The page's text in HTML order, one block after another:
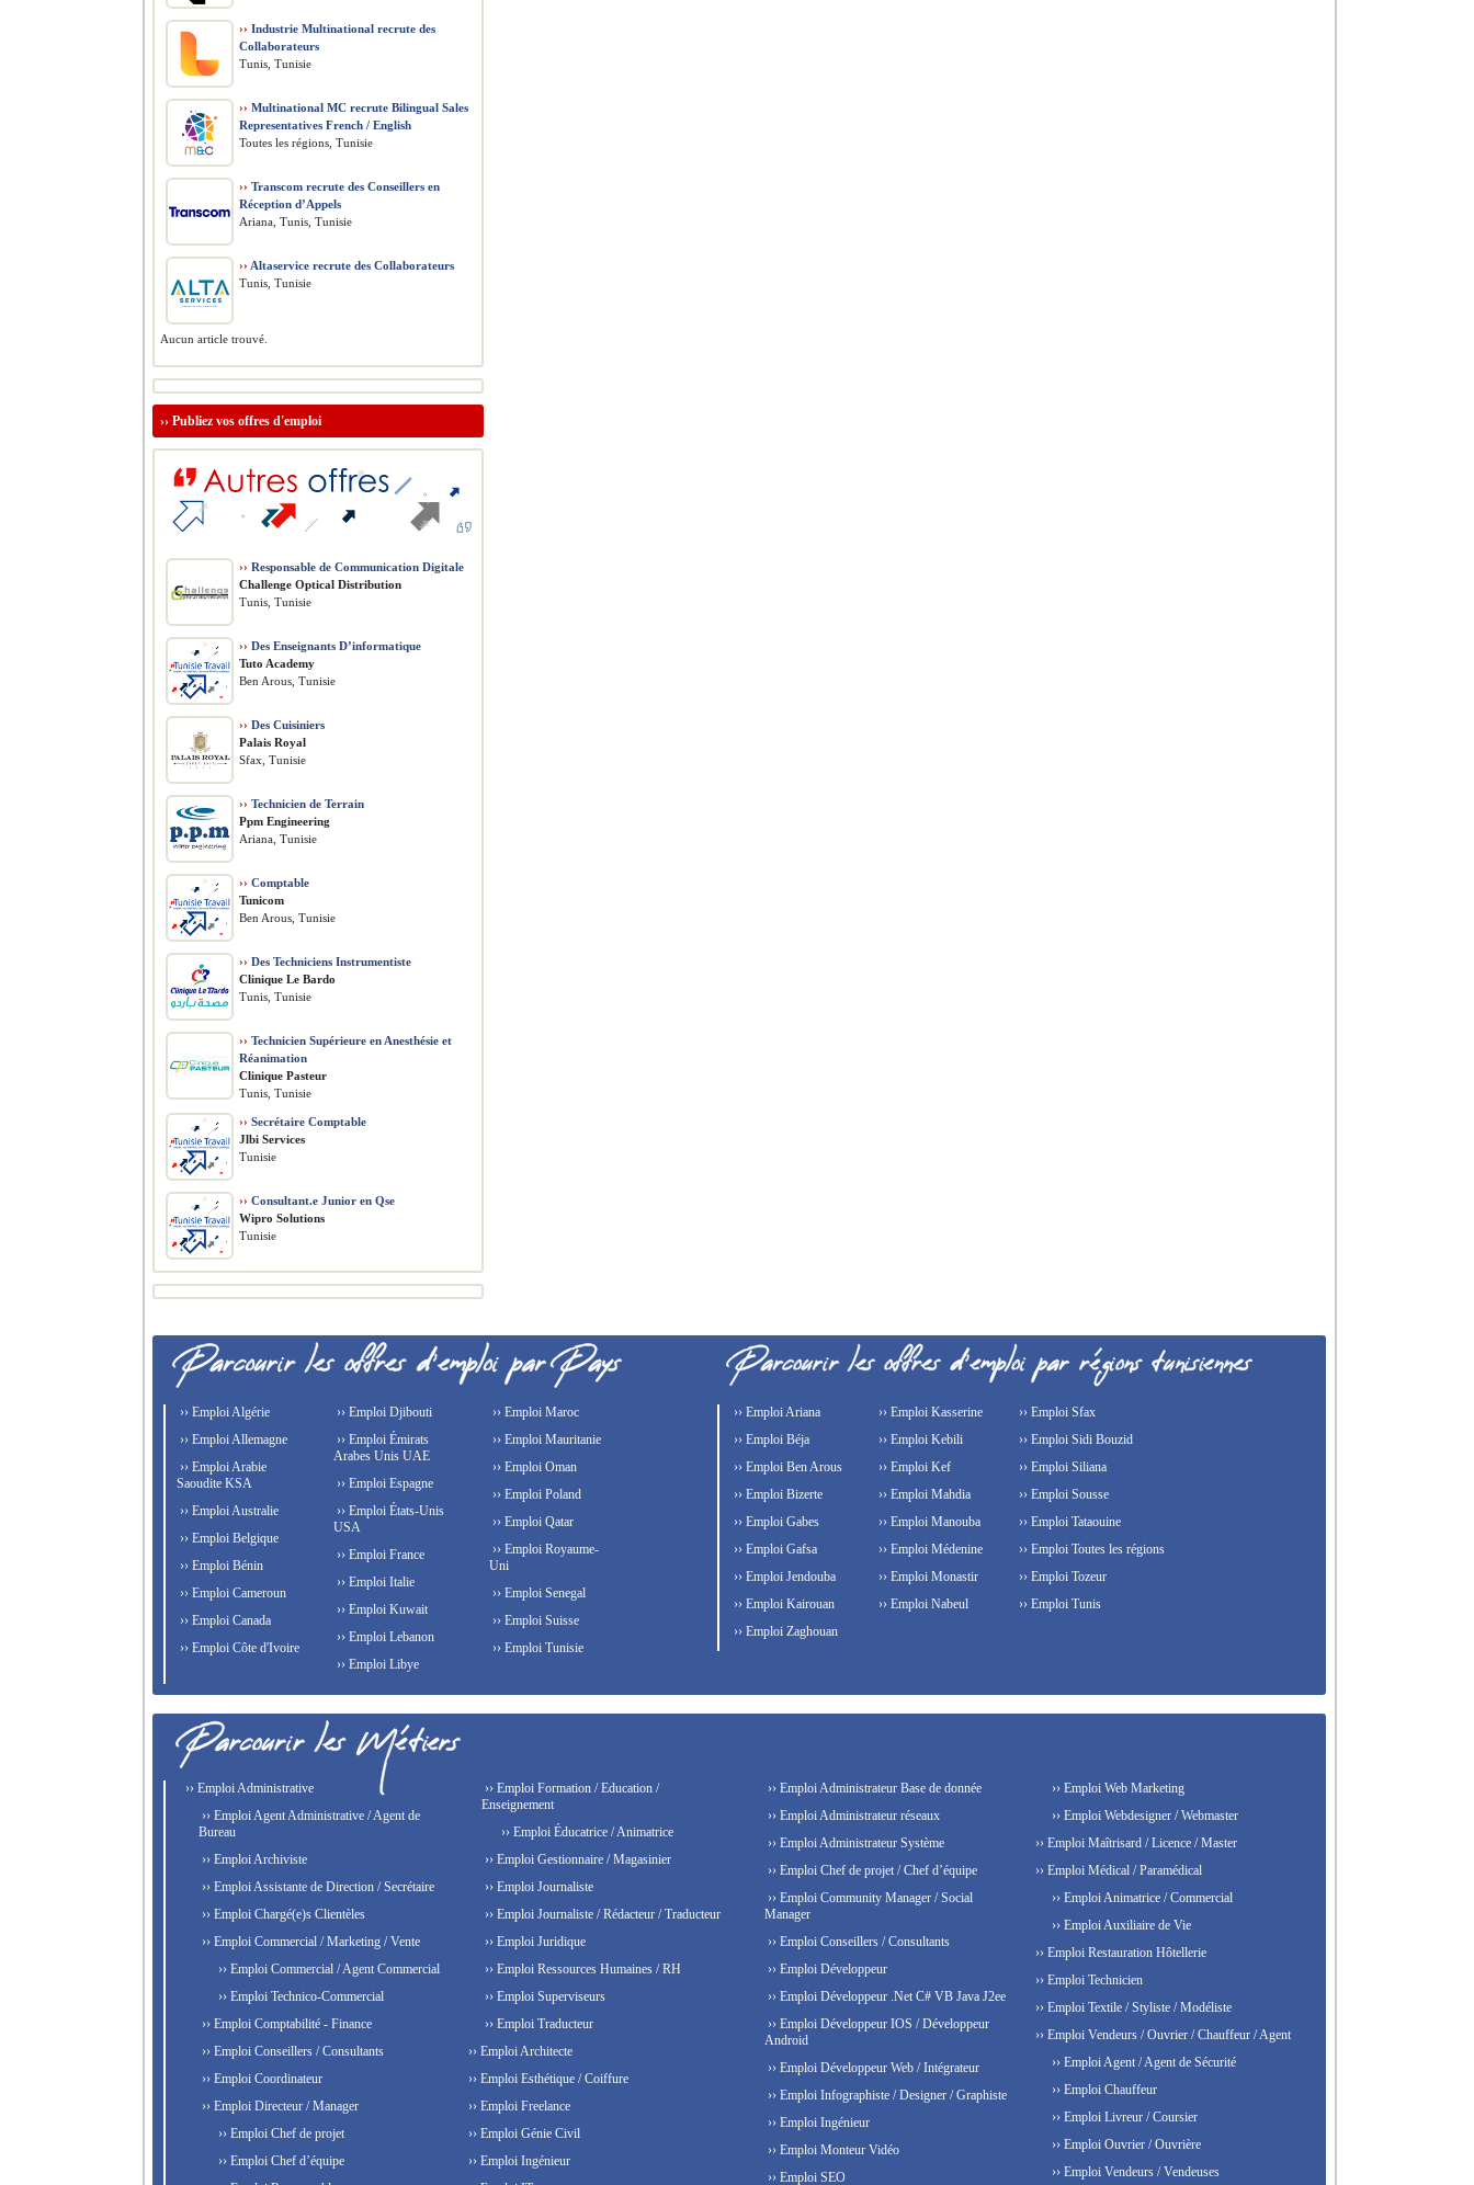
›› Industrie Multinational recrute des
Collaborateurs
Tunis, Tunisie
›› Multinational MC recrute Bilingual Sales
Representatives French / English
Toutes les régions, Tunisie
›› Transcom recrute des Conseillers en
Réception d’Appels
Ariana, Tunis, Tunisie
›› Altaservice recrute des Collaborateurs
Tunis, Tunisie
Aucun article trouvé.
›› Publiez vos offres d'emploi
›› Responsable de Communication Digitale
Challenge Optical Distribution
Tunis, Tunisie
›› Des Enseignants D’informatique
Tuto Academy
Ben Arous, Tunisie
›› Des Cuisiniers
Palais Royal
Sfax, Tunisie
›› Technicien de Terrain
Ppm Engineering
Ariana, Tunisie
›› Comptable
Tunicom
Ben Arous, Tunisie
›› Des Techniciens Instrumentiste
Clinique Le Bardo
Tunis, Tunisie
›› Technicien Supérieure en Anesthésie et
Réanimation
Clinique Pasteur
Tunis, Tunisie
›› Secrétaire Comptable
Jlbi Services
Tunisie
›› Consultant.e Junior en Qse
Wipro Solutions
Tunisie
›› Emploi Algérie
›› Emploi Allemagne
›› Emploi Arabie
Saoudite KSA
›› Emploi Australie
›› Emploi Belgique
›› Emploi Bénin
›› Emploi Cameroun
›› Emploi Canada
›› Emploi Côte d'Ivoire
›› Emploi Djibouti
›› Emploi Émirats
Arabes Unis UAE
›› Emploi Espagne
›› Emploi États-Unis
USA
›› Emploi France
›› Emploi Italie
›› Emploi Kuwait
›› Emploi Lebanon
›› Emploi Libye
›› Emploi Maroc
›› Emploi Mauritanie
›› Emploi Oman
›› Emploi Poland
›› Emploi Qatar
›› Emploi Royaume-
Uni
›› Emploi Senegal
›› Emploi Suisse
›› Emploi Tunisie
›› Emploi Ariana
›› Emploi Béja
›› Emploi Ben Arous
›› Emploi Bizerte
›› Emploi Gabes
›› Emploi Gafsa
›› Emploi Jendouba
›› Emploi Kairouan
›› Emploi Kasserine
›› Emploi Kebili
›› Emploi Kef
›› Emploi Mahdia
›› Emploi Manouba
›› Emploi Médenine
›› Emploi Monastir
›› Emploi Nabeul
›› Emploi Sfax
›› Emploi Sidi Bouzid
›› Emploi Siliana
›› Emploi Sousse
›› Emploi Tataouine
›› Emploi Toutes les régions
›› Emploi Tozeur
›› Emploi Tunis
›› Emploi Zaghouan
›› Emploi Administrative
›› Emploi Agent Administrative / Agent de
Bureau
›› Emploi Archiviste
›› Emploi Assistante de Direction / Secrétaire
›› Emploi Chargé(e)s Clientèles
›› Emploi Commercial / Marketing / Vente
›› Emploi Commercial / Agent Commercial
›› Emploi Technico-Commercial
›› Emploi Comptabilité - Finance
›› Emploi Conseillers / Consultants
›› Emploi Coordinateur
›› Emploi Directeur / Manager
›› Emploi Chef de projet
›› Emploi Chef d’équipe
›› Emploi Formation / Education /
Enseignement
›› Emploi Éducatrice / Animatrice
›› Emploi Gestionnaire / Magasinier
›› Emploi Journaliste
›› Emploi Journaliste / Rédacteur / Traducteur
›› Emploi Juridique
›› Emploi Ressources Humaines / RH
›› Emploi Superviseurs
›› Emploi Traducteur
›› Emploi Architecte
›› Emploi Esthétique / Coiffure
›› Emploi Freelance
›› Emploi Génie Civil
›› Emploi Ingénieur
›› Emploi Administrateur Base de donnée
›› Emploi Administrateur réseaux
›› Emploi Administrateur Système
›› Emploi Chef de projet / Chef d’équipe
›› Emploi Community Manager / Social
Manager
›› Emploi Conseillers / Consultants
›› Emploi Développeur
›› Emploi Développeur .Net C# VB Java J2ee
›› Emploi Développeur IOS / Développeur
Android
›› Emploi Développeur Web / Intégrateur
›› Emploi Infographiste / Designer / Graphiste
›› Emploi Ingénieur
›› Emploi Monteur Vidéo
›› Emploi SEO
›› Emploi Web Marketing
›› Emploi Webdesigner / Webmaster
›› Emploi Maîtrisard / Licence / Master
›› Emploi Médical / Paramédical
›› Emploi Animatrice / Commercial
›› Emploi Auxiliaire de Vie
›› Emploi Restauration Hôtellerie
›› Emploi Technicien
›› Emploi Textile / Styliste / Modéliste
›› Emploi Vendeurs / Ouvrier / Chauffeur / Agent
›› Emploi Agent / Agent de Sécurité
›› Emploi Chauffeur
›› Emploi Livreur / Coursier
›› Emploi Ouvrier / Ouvrière
›› Emploi Vendeurs / Vendeuses